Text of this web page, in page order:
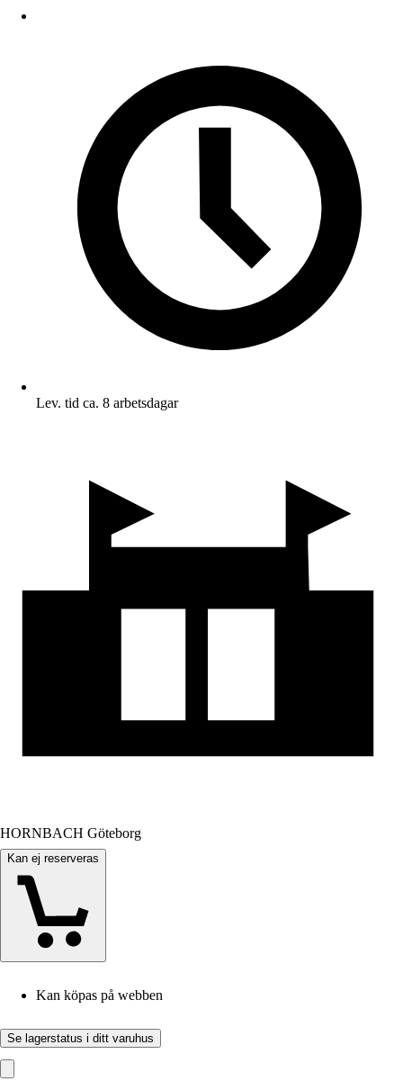
Lev. tid ca. 8 arbetsdagar
HORNBACH Göteborg
Kan ej reserveras
Kan köpas på webben
Se lagerstatus i ditt varuhus